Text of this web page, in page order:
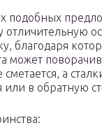
подобных
отличительную
благодаря
может
а
в обратную